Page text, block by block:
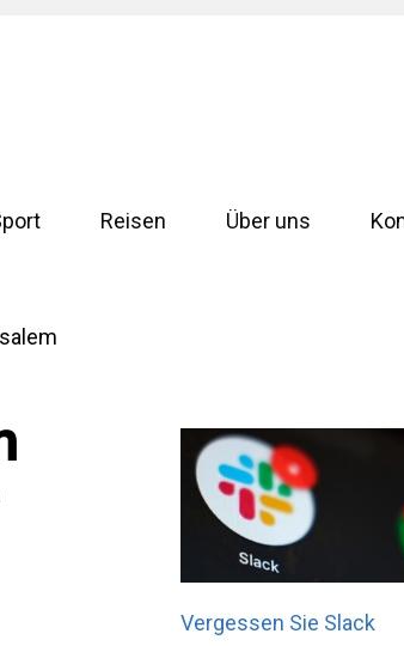
Reisen Über uns
Vergessen Sie Slack